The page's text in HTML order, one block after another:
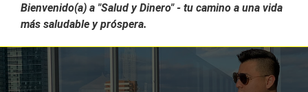
Bienvenido(a) a "Salud y Dinero" - tu camino a una vida
más saludable y próspera.